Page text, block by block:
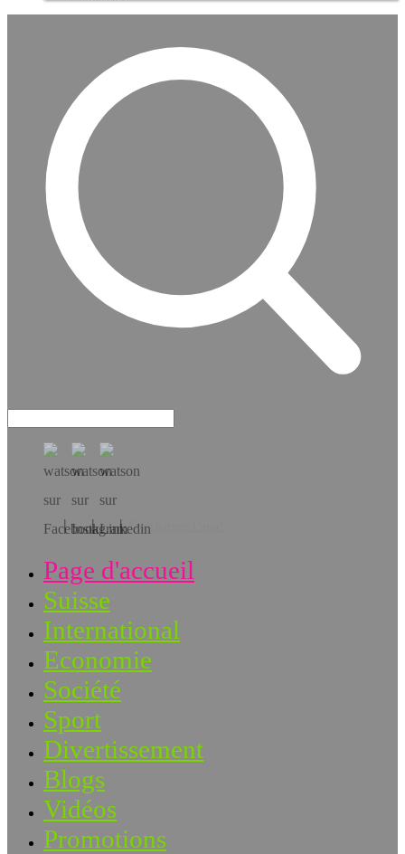
Téléchargez l’app!
Page d'accueil
Suisse
International
Economie
Société
Sport
Divertissement
Blogs
Vidéos
Promotions